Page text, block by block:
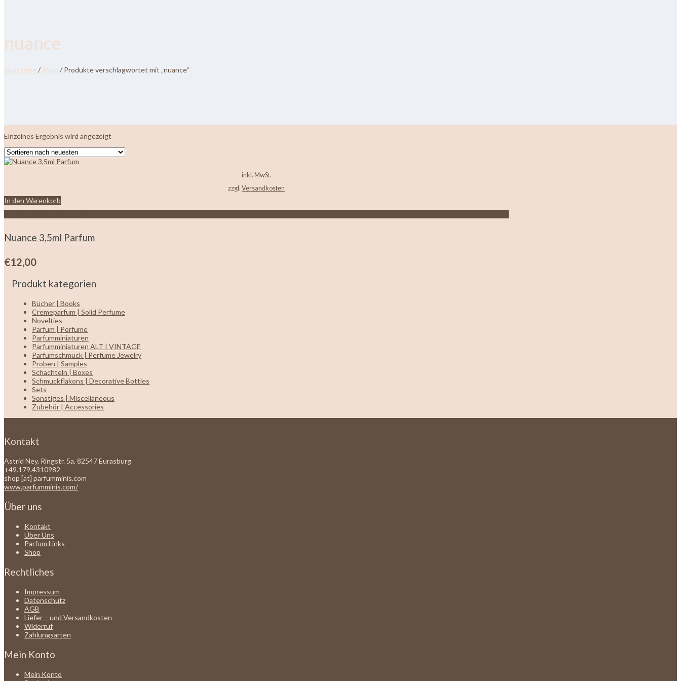
nuance
Startseite / Shop / Produkte verschlagwortet mit „nuance“
Einzelnes Ergebnis wird angezeigt
inkl. MwSt.
zzgl. Versandkosten
In den Warenkorb
Nuance 3,5ml Parfum
€12,00
Produkt kategorien
Bücher | Books
Cremeparfum | Solid Perfume
Novelties
Parfum | Perfume
Parfumminiaturen
Parfumminiaturen ALT | VINTAGE
Parfumschmuck | Perfume Jewelry
Proben | Samples
Schachteln | Boxes
Schmuckflakons | Decorative Bottles
Sets
Sonstiges | Miscellaneous
Zubehör | Accessories
Kontakt
Astrid Ney, Ringstr. 5a, 82547 Eurasburg
+49.179.4310982
shop [at] parfumminis.com
www.parfumminis.com/
Über uns
Kontakt
Über Uns
Parfum Links
Shop
Rechtliches
Impressum
Datenschutz
AGB
Liefer – und Versandkosten
Widerruf
Zahlungsarten
Mein Konto
Mein Konto